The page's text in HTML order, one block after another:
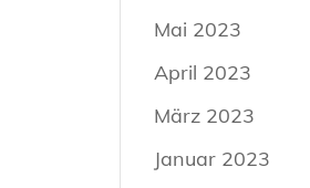
Mai 2023
April 2023
März 2023
Januar 2023